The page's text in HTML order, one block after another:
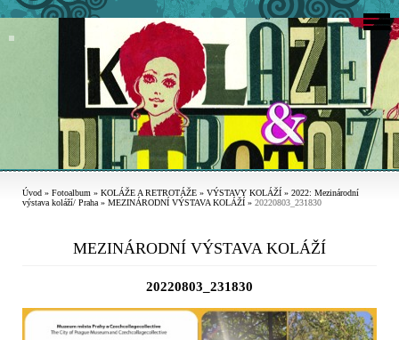
Úvod » Fotoalbum » KOLÁŽE A RETROTÁŽE » VÝSTAVY KOLÁŽÍ » 2022: Mezinárodní
výstava koláží/ Praha» MEZINÁRODNÍ VÝSTAVA KOLÁŽÍ » 20220803_231830
MEZINÁRODNÍ VÝSTAVA KOLÁŽÍ
20220803_231830